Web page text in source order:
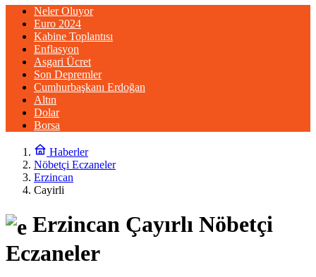
Neler Oluyor
Euro 2024
Kabine Toplantısı
Enflasyon
Asgari Ücret
Son Depremler
Cumhurbaşkanı Erdoğan
Altın
Dolar
Borsa
Haberler
Nöbetçi Eczaneler
Erzincan
Cayirli
Erzincan Çayırlı Nöbetçi
Eczaneler